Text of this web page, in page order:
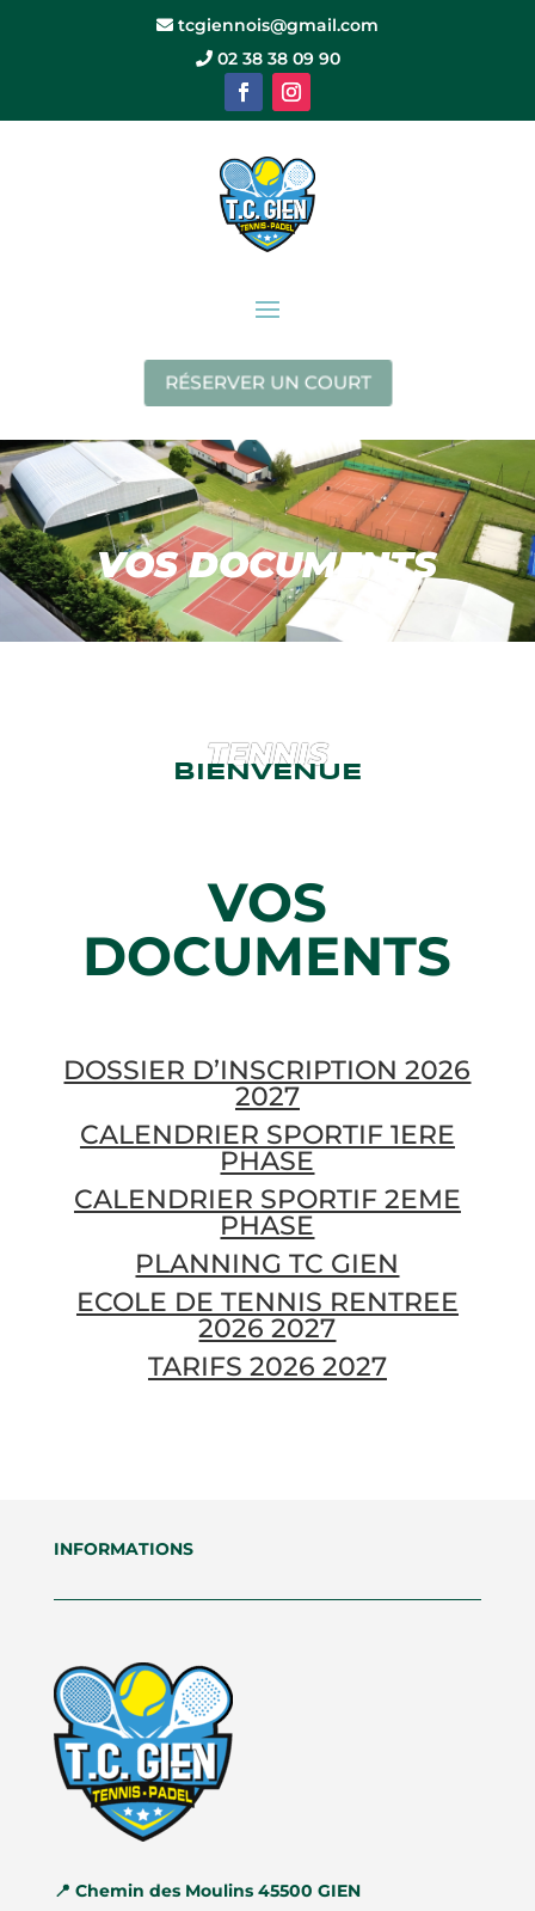
tcgiennois@gmail.com
02 38 38 09 90
RÉSERVER UN COURT
VOS DOCUMENTS
TENNIS
BIENVENUE
VOS
DOCUMENTS
DOSSIER D’INSCRIPTION 2026
2027
CALENDRIER SPORTIF 1ERE
PHASE
CALENDRIER SPORTIF 2EME
PHASE
PLANNING TC GIEN
ECOLE DE TENNIS RENTREE
2026 2027
TARIFS 2026 2027
INFORMATIONS
📍 Chemin des Moulins 45500 GIEN